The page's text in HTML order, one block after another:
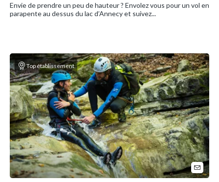
Envie de prendre un peu de hauteur ? Envolez vous pour un vol en
parapente au dessus du lac d’Annecy et suivez...
Top établissement